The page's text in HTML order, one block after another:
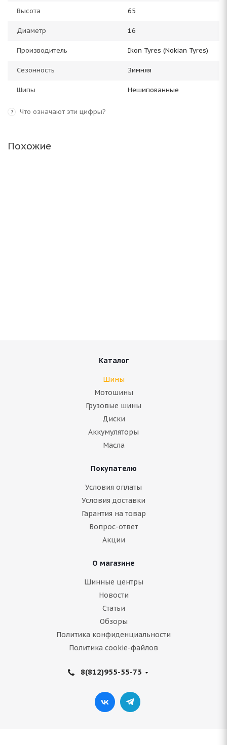
Высота 65
Диаметр 16
Производитель Ikon Tyres (Nokian Tyres)
Сезонность Зимняя
Шипы Нешипованные
? Что означают эти цифры?
Похожие
Antares Grip 20 215/65 R16C 109/107Q
Каталог
Шины
Мотошины
Грузовые шины
Диски
Аккумуляторы
Масла
Покупателю
Условия оплаты
Условия доставки
Гарантия на товар
Вопрос-ответ
Акции
О магазине
Шинные центры
Новости
Статьи
Обзоры
Политика конфиденциальности
Политика cookie-файлов
8(812)955-55-73